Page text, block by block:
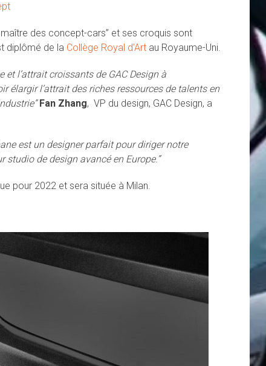
des concept-cars” et ses croquis sont
diplômé de la Collège Royal d’Art au Royaume-Uni.
et l’attrait croissants de GAC Design à
élargir l’attrait des riches ressources de talents en
Fan Zhang, VP du design, GAC Design, a
est un designer parfait pour diriger notre
de design avancé en Europe.”
pour 2022 et sera située à Milan.